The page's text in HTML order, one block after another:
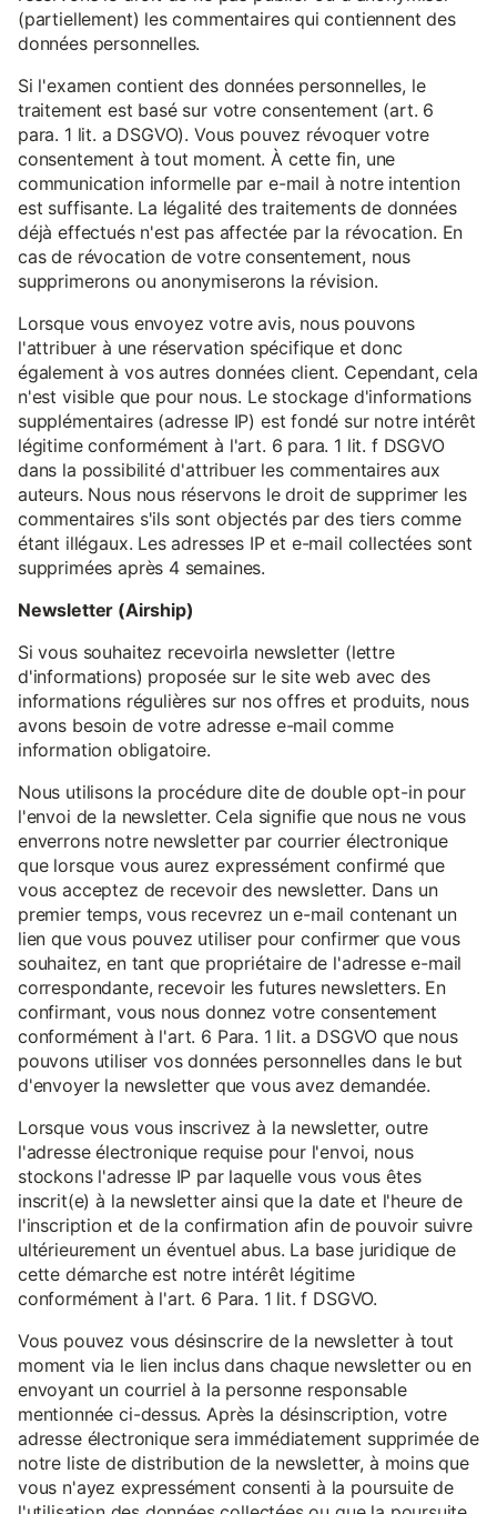
(partiellement) les commentaires qui contiennent des
données personnelles.
Si l'examen contient des données personnelles, le
traitement est basé sur votre consentement (art. 6
para. 1 lit. a DSGVO). Vous pouvez révoquer votre
consentement à tout moment. À cette fin, une
communication informelle par e-mail à notre intention
est suffisante. La légalité des traitements de données
déjà effectués n'est pas affectée par la révocation. En
cas de révocation de votre consentement, nous
supprimerons ou anonymiserons la révision.
Lorsque vous envoyez votre avis, nous pouvons
l'attribuer à une réservation spécifique et donc
également à vos autres données client. Cependant, cela
n'est visible que pour nous. Le stockage d'informations
supplémentaires (adresse IP) est fondé sur notre intérêt
légitime conformément à l'art. 6 para. 1 lit. f DSGVO
dans la possibilité d'attribuer les commentaires aux
auteurs. Nous nous réservons le droit de supprimer les
commentaires s'ils sont objectés par des tiers comme
étant illégaux. Les adresses IP et e-mail collectées sont
supprimées après 4 semaines.
Newsletter (Airship)
Si vous souhaitez recevoirla newsletter (lettre
d'informations) proposée sur le site web avec des
informations régulières sur nos offres et produits, nous
avons besoin de votre adresse e-mail comme
information obligatoire.
Nous utilisons la procédure dite de double opt-in pour
l'envoi de la newsletter. Cela signifie que nous ne vous
enverrons notre newsletter par courrier électronique
que lorsque vous aurez expressément confirmé que
vous acceptez de recevoir des newsletter. Dans un
premier temps, vous recevrez un e-mail contenant un
lien que vous pouvez utiliser pour confirmer que vous
souhaitez, en tant que propriétaire de l'adresse e-mail
correspondante, recevoir les futures newsletters. En
confirmant, vous nous donnez votre consentement
conformément à l'art. 6 Para. 1 lit. a DSGVO que nous
pouvons utiliser vos données personnelles dans le but
d'envoyer la newsletter que vous avez demandée.
Lorsque vous vous inscrivez à la newsletter, outre
l'adresse électronique requise pour l'envoi, nous
stockons l'adresse IP par laquelle vous vous êtes
inscrit(e) à la newsletter ainsi que la date et l'heure de
l'inscription et de la confirmation afin de pouvoir suivre
ultérieurement un éventuel abus. La base juridique de
cette démarche est notre intérêt légitime
conformément à l'art. 6 Para. 1 lit. f DSGVO.
Vous pouvez vous désinscrire de la newsletter à tout
moment via le lien inclus dans chaque newsletter ou en
envoyant un courriel à la personne responsable
mentionnée ci-dessus. Après la désinscription, votre
adresse électronique sera immédiatement supprimée de
notre liste de distribution de la newsletter, à moins que
vous n'ayez expressément consenti à la poursuite de